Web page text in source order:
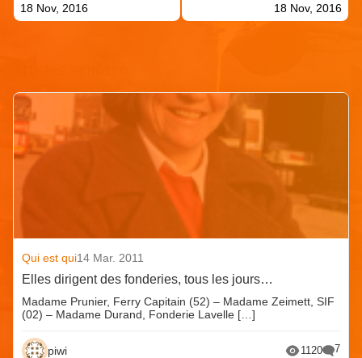
18 Nov, 2016
18 Nov, 2016
Qui est qui14 Mar. 2011
Elles dirigent des fonderies, tous les jours…
Madame Prunier, Ferry Capitain (52) – Madame Zeimett, SIF
(02) – Madame Durand, Fonderie Lavelle […]
piwi 1120 7